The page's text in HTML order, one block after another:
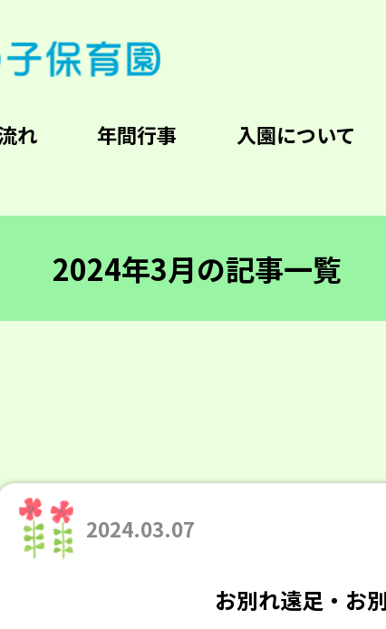
れ 年間行事 入園について
2024年3月の記事一覧
2024.03.07
お別れ遠足・お